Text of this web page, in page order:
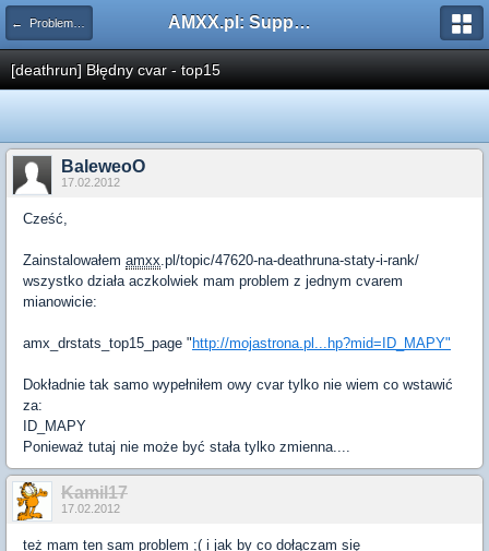
← Problemy z pluginami AMXX.pl: Support AMX Mod X i SourceMod
[deathrun] Błędny cvar - top15
BaleweoO
17.02.2012
Cześć,
Zainstalowałem amxx.pl/topic/47620-na-deathruna-staty-i-rank/
wszystko działa aczkolwiek mam problem z jednym cvarem
mianowicie:
amx_drstats_top15_page " http://mojastrona.pl...hp?mid=ID_MAPY"
Dokładnie tak samo wypełniłem owy cvar tylko nie wiem co wstawić
za:
ID_MAPY
Ponieważ tutaj nie może być stała tylko zmienna....
Kamil17
17.02.2012
też mam ten sam problem ;( i jak by co dołączam się